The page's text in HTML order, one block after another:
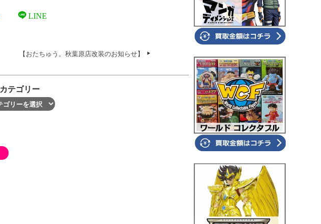
LINE
【おたちゅう。秋葉原店改装のお知らせ】
カテゴリー